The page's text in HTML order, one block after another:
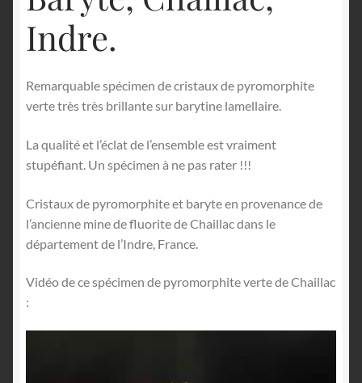
Indre.
Remarquable spécimen de cristaux de pyromorphite
verte très très brillante sur barytine lamellaire.
La qualité et l’éclat de l’ensemble est vraiment
stupéfiant. Un spécimen à ne pas rater !!!
Cristaux de pyromorphite et baryte en provenance de
l’ancienne mine de fluorite de Chaillac dans le
département de l’Indre, France.
Vidéo de ce spécimen de pyromorphite verte de Chaillac
: